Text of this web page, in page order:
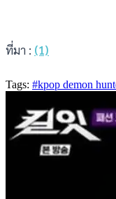
ที่มา : (1)
Tags: #kpop demon